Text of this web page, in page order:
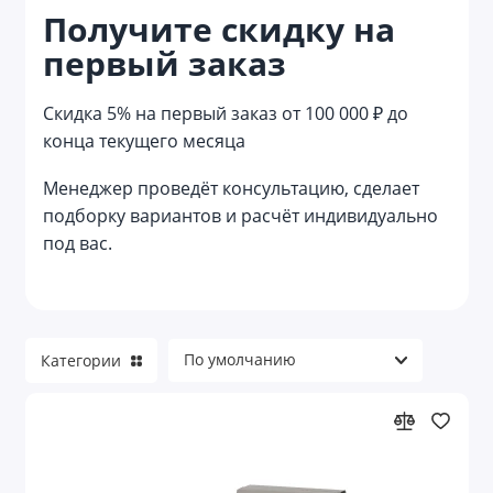
Получите скидку на
первый заказ
Скидка 5% на первый заказ от 100 000 ₽ до
конца текущего месяца
Менеджер проведёт консультацию, сделает
подборку вариантов и расчёт индивидуально
под вас.
Кухонные подарочные наборы
Лайфстайл наборы
Маникюрные наборы
Наборы аксессуаров
Наборы для барбекю
Категории